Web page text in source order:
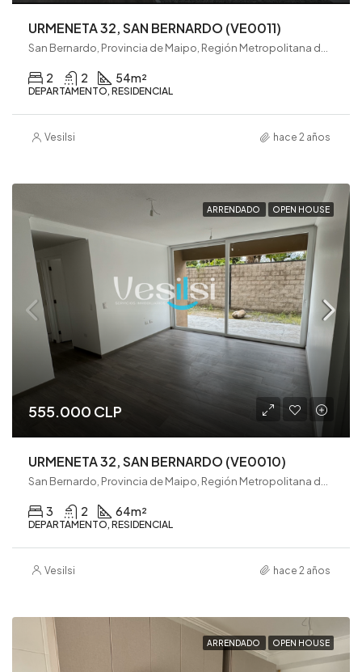
URMENETA 32, SAN BERNARDO (VE0011)
2 2 54m²
DEPARTAMENTO, RESIDENCIAL
Vesilsi hace 2 años
ARRENDADO OPEN HOUSE
555.000 CLP
URMENETA 32, SAN BERNARDO (VE0010)
3 2 64m²
DEPARTAMENTO, RESIDENCIAL
Vesilsi hace 2 años
ARRENDADO OPEN HOUSE